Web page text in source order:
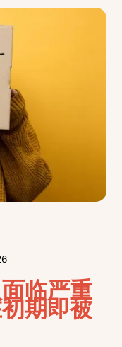
临严重
期即被